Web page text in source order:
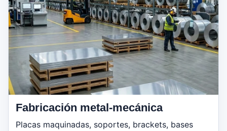
Fabricación metal-mecánica
Placas maquinadas, soportes, brackets, bases